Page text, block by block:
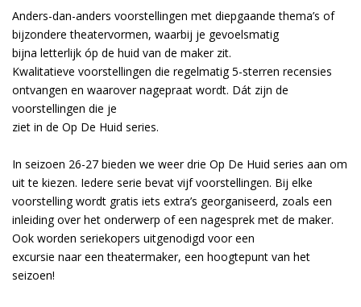
Anders-dan-anders voorstellingen met diepgaande thema’s of
bijzondere theatervormen, waarbij je gevoelsmatig
bijna letterlijk óp de huid van de maker zit.
Kwalitatieve voorstellingen die regelmatig 5-sterren recensies
ontvangen en waarover nagepraat wordt. Dát zijn de
voorstellingen die je
ziet in de Op De Huid series.
In seizoen 26-27 bieden we weer drie Op De Huid series aan om
uit te kiezen. Iedere serie bevat vijf voorstellingen. Bij elke
voorstelling wordt gratis iets extra’s georganiseerd, zoals een
inleiding over het onderwerp of een nagesprek met de maker.
Ook worden seriekopers uitgenodigd voor een
excursie naar een theatermaker, een hoogtepunt van het
seizoen!